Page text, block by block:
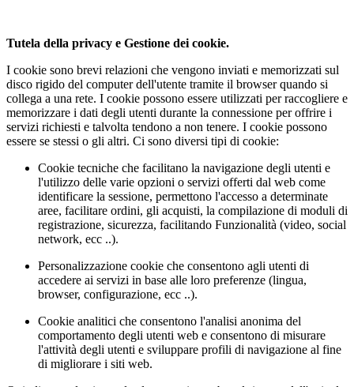
Tutela della privacy e Gestione dei cookie.
I cookie sono brevi relazioni che vengono inviati e memorizzati sul
disco rigido del computer dell'utente tramite il browser quando si
collega a una rete. I cookie possono essere utilizzati per raccogliere e
memorizzare i dati degli utenti durante la connessione per offrire i
servizi richiesti e talvolta tendono a non tenere. I cookie possono
essere se stessi o gli altri. Ci sono diversi tipi di cookie:
Cookie tecniche che facilitano la navigazione degli utenti e
l'utilizzo delle varie opzioni o servizi offerti dal web come
identificare la sessione, permettono l'accesso a determinate
aree, facilitare ordini, gli acquisti, la compilazione di moduli di
registrazione, sicurezza, facilitando Funzionalità (video, social
network, ecc ..).
Personalizzazione cookie che consentono agli utenti di
accedere ai servizi in base alle loro preferenze (lingua,
browser, configurazione, ecc ..).
Cookie analitici che consentono l'analisi anonima del
comportamento degli utenti web e consentono di misurare
l'attività degli utenti e sviluppare profili di navigazione al fine
di migliorare i siti web.